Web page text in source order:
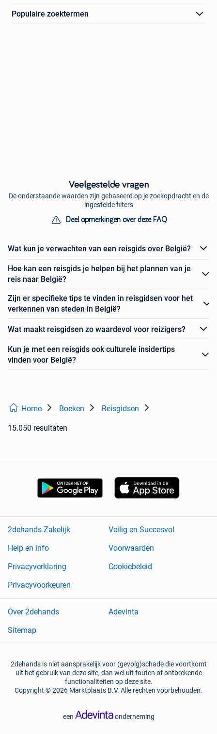
Populaire zoektermen
Veelgestelde vragen
De onderstaande waarden zijn gebaseerd op je zoekopdracht en de
ingestelde filters
Deel opmerkingen over deze FAQ
Wat kun je verwachten van een reisgids over België?
Hoe kan een reisgids je helpen bij het plannen van je
reis naar België?
Zijn er specifieke tips te vinden in reisgidsen voor het
verkennen van steden in België?
Wat maakt reisgidsen zo waardevol voor reizigers?
Kun je met een reisgids ook culturele insidertips
vinden voor België?
Home Boeken Reisgidsen
15.050 resultaten
2dehands Zakelijk
Veilig en Succesvol
Help en info
Voorwaarden
Privacyverklaring
Cookiebeleid
Privacyvoorkeuren
Over 2dehands
Adevinta
Sitemap
2dehands is niet aansprakelijk voor (gevolg)schade die voortkomt
uit het gebruik van deze site, dan wel uit fouten of ontbrekende
functionaliteiten op deze site.
Copyright © 2026 Marktplaats B.V. Alle rechten voorbehouden.
een onderneming